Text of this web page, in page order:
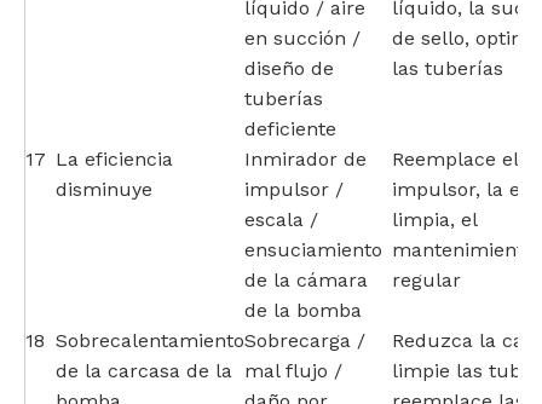
líquido / aire
en succión /
diseño de
tuberías
deficiente
líquido, la
de sello,
las tuberías
17 La eficiencia
disminuye
Inmirador de
impulsor /
escala /
ensuciamiento
de la cámara
de la bomba
Reemplace el
impulsor, la
limpia, el
mantenimiento
regular
18 Sobrecalentamiento
de la carcasa de la
Sobrecarga /
mal flujo /
Reduzca la
limpie las